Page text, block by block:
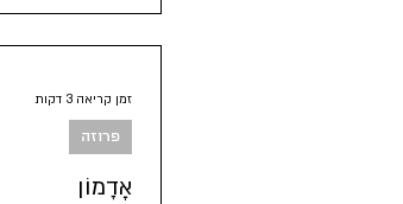
אָדָמוֹן
פרוזה
זמן קריאה 3 דקות